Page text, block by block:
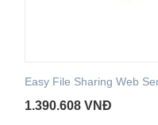
Easy File Sharing Web
1.390.608 VNĐ